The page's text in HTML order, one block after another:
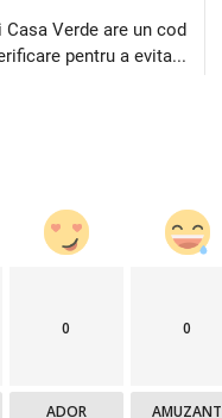
Verde are un cod
pentru a evita...
0
ADOR
0
AMUZANT